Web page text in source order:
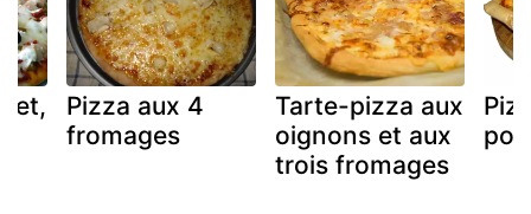
Pizza aux 4
fromages
Tarte-pizza aux
oignons et aux
trois fromages